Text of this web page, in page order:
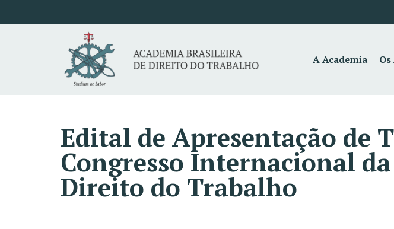
A Academia
Edital de Apresentação de
Congresso Internacional
Direito do Trabalho